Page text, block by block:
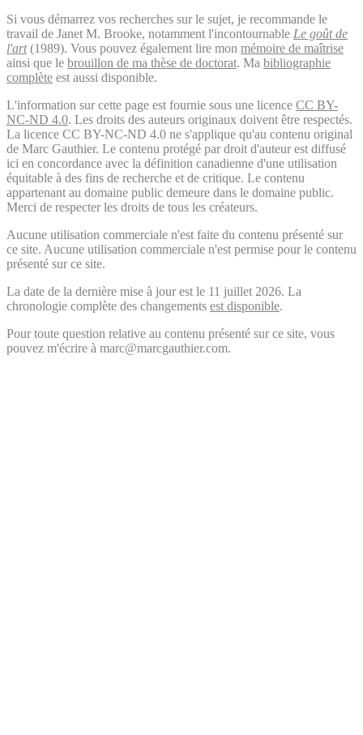
Si vous démarrez vos recherches sur le sujet, je recommande le
travail de Janet M. Brooke, notamment l'incontournable Le goût de
l'art(1989). Vous pouvez également lire mon mémoire de maîtrise
ainsi que le brouillon de ma thèse de doctorat. Ma bibliographie
complète est aussi disponible.
L'information sur cette page est fournie sous une licence CC BY-
NC-ND 4.0. Les droits des auteurs originaux doivent être respectés.
La licence CC BY-NC-ND 4.0 ne s'applique qu'au contenu original
de Marc Gauthier. Le contenu protégé par droit d'auteur est diffusé
ici en concordance avec la définition canadienne d'une utilisation
équitable à des fins de recherche et de critique. Le contenu
appartenant au domaine public demeure dans le domaine public.
Merci de respecter les droits de tous les créateurs.
Aucune utilisation commerciale n'est faite du contenu présenté sur
ce site. Aucune utilisation commerciale n'est permise pour le contenu
présenté sur ce site.
La date de la dernière mise à jour est le 11 juillet 2026. La
chronologie complète des changements est disponible.
Pour toute question relative au contenu présenté sur ce site, vous
pouvez m'écrire à marc@marcgauthier.com.